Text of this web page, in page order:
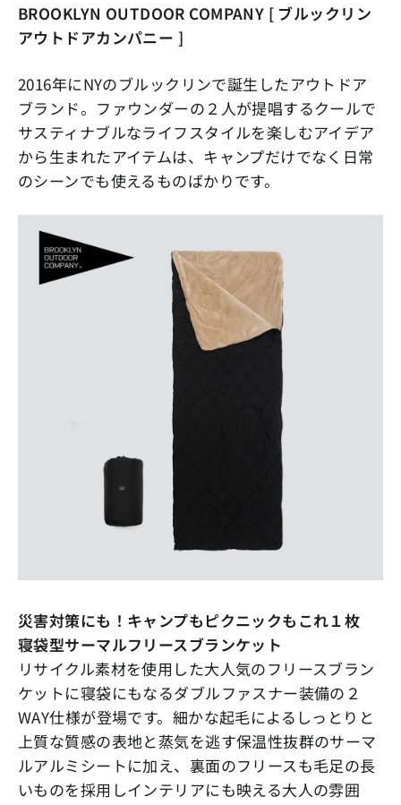
BROOKLYN OUTDOOR COMPANY [ ブルックリン
アウトドアカンパニー ]
2016年にNYのブルックリンで誕生したアウトドア
ブランド。ファウンダーの２人が提唱するクールで
サスティナブルなライフスタイルを楽しむアイデア
から生まれたアイテムは、キャンプだけでなく日常
のシーンでも使えるものばかりです。
災害対策にも！キャンプもピクニックもこれ１枚
寝袋型サーマルフリースブランケット
リサイクル素材を使用した大人気のフリースブラン
ケットに寝袋にもなるダブルファスナー装備の２
WAY仕様が登場です。細かな起毛によるしっとりと
上質な質感の表地と蒸気を逃す保温性抜群のサーマ
ルアルミシートに加え、裏面のフリースも毛足の長
いものを採用しインテリアにも映える大人の雰囲